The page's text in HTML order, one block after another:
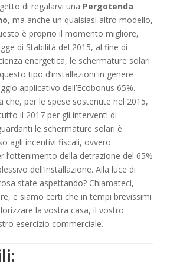
di regalarvi una Pergotenda
, ma anche un qualsiasi altro modello,
è proprio il momento migliore,
di Stabilità del 2015, al fine di
energetica, le schermature solari
tipo d’installazioni in genere
applicativo dell’Ecobonus 65%.
che, per le spese sostenute nel 2015,
il 2017 per gli interventi di
le schermature solari è
agli incentivi fiscali, ovvero
l’ottenimento della detrazione del 65%
dell’installazione. Alla luce di
state aspettando? Chiamateci,
e siamo certi che in tempi brevissimi
la vostra casa, il vostro
esercizio commerciale.